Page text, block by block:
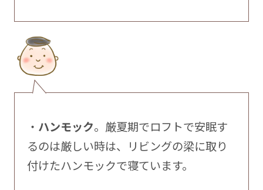
・ ハンモック。厳夏期でロフトで安眠す
るのは厳しい時は、リビングの梁に取り
付けたハンモックで寝ています。